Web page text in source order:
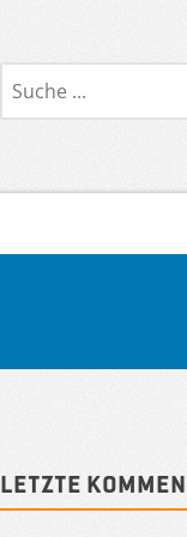
Suche
Letzte